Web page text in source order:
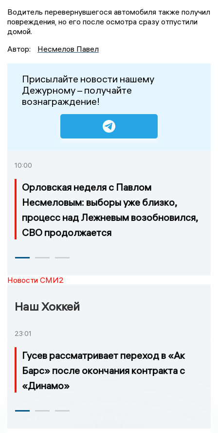
Водитель перевернувшегося автомобиля также получил
повреждения, но его после осмотра сразу отпустили
домой.
Автор:
Несмелов Павел
Присылайте новости нашему
Дежурному – получайте
вознаграждение!
10:00
Орловская неделя с Павлом
Несмеловым: выборы уже близко,
процесс над Лежневым возобновился,
СВО продолжается
Новости СМИ2
Наш Хоккей
23:01
Гусев рассматривает переход в «Ак
Барс» после окончания контракта с
«Динамо»